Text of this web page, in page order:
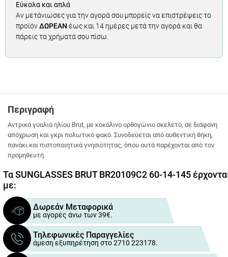
Εύκολα και απλά
Αν μετάνιωσες για την αγορά σου μπορείς να επιστρέψεις το
προϊόνΔΩΡΕΑΝ έως και 14 ημέρες μετά την αγορά και θα
πάρεις τα χρήματά σου πίσω.
Περιγραφή
Αντρικά γυαλιά ηλίου Brut, με κοκάλινο ορθογώνιο σκελετό, σε διάφανη
απόχρωση και γκρι πολωτικό φακό. Συνοδεύεται από αυθεντική θήκη,
πανάκι και πιστοποιητικά γνησιότητας, όπου αυτά παρέχονται από τον
προμηθευτή.
Τα SUNGLASSES BRUT BR20109C2 60-14-145
με:
Δωρεάν Μεταφορικά
με αγορές άνω των 39€.
Τηλεφωνικές Παραγγελίες
άμεση εξυπηρέτηση στο 2710 223178.